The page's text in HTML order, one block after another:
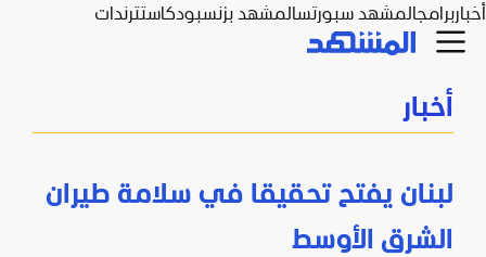
أخباربرامجالمشهد سبورتسالمشهد بزنسبودكاستترندات
أخبار
لبنان يفتح تحقيقا في سلامة طيران
الشرق الأوسط